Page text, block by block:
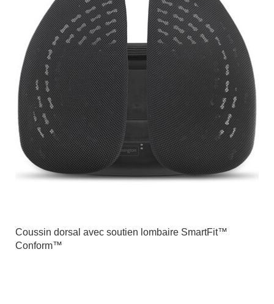
Coussin dorsal avec soutien lombaire SmartFit™
Conform™